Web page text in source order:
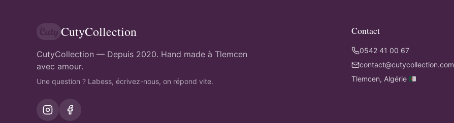
CutyCollection
CutyCollection — Depuis 2020. Hand made à Tlemcen
avec amour.
Une question ? Labess, écrivez-nous, on répond vite.
Contact
0542 41 00 67
contact@cutycollection.com
Tlemcen, Algérie 🇩🇿